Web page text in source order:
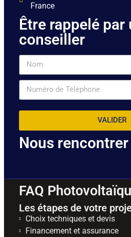
France
Être rappelé par
conseiller
VALIDER
Nous rencontrer
FAQ
Les étapes de votre
Choix techniques et devis
Financement et assurance